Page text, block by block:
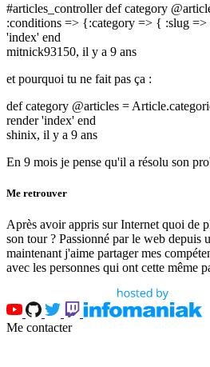
#articles_controller def category
:conditions => {:category => { :slug
'index' end
mitnick93150, il y a 9 ans
et pourquoi tu ne fait pas ça :
def category @articles =
render 'index' end
shinix, il y a 9 ans
En 9 mois je pense qu'il a résolu son
Me retrouver
Après avoir appris sur Internet quoi de
son tour ? Passionné par le web depuis
maintenant j'aime partager mes
avec les personnes qui ont cette même
Me contacter